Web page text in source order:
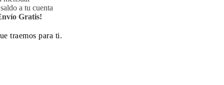
a tu cuenta
Gratis!
traemos para ti.